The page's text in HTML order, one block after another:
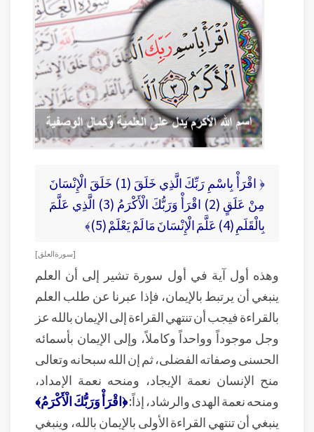
﴿ اقْرَأْ بِاسْمِ رَبِّكَ الَّذِي خَلَقَ (1) خَلَقَ الْإِنْسَانَ
مِنْ عَلَقٍ (2) اقْرَأْ وَرَبُّكَ الْأَكْرَمُ (3) الَّذِي عَلَّمَ
بِالْقَلَمِ (4) عَلَّمَ الْإِنْسَانَ مَا لَمْ يَعْلَمْ (5)﴾
[ سورة العلق ]
وهذه أول آية في أول سورة تشير إلى أن العلم
ينبغي أن يرتبط بالإيمان، فإذا عبرنا عن طلب العلم
بالقراءة فيجب أن تنتهي القراءة إلى الإيمان بالله عز
وجل موجوداً وواحداً وكاملاً، وإلى الإيمان بأسمائه
الحسنى وصفاته الفضلى، ثم إن الله سبحانه وتعالى
منح الإنسان نعمة الإيجاد، ومنحه نعمة الإمداد،
ومنحه نعمة الهدى والرشاد، إذاً:﴿اقْرَأْ وَرَبُّكَ الْأَكْرَمُ﴾
ينبغي أن تنتهي القراءة الأولى بالإيمان بالله، وينبغي